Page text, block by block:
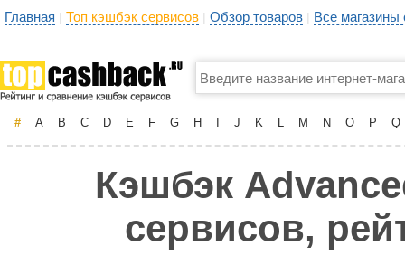
Главная | Топ кэшбэк сервисов | Обзор товаров | Все
# A B C D E F G H J K L M N O P Q
Кэшбэк
сервисов,